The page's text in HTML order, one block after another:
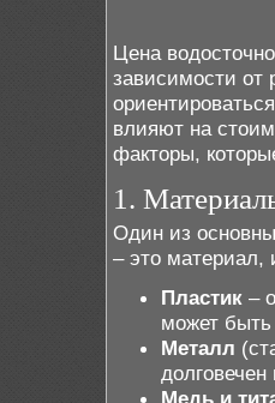
Цена
зависимости от
влияют на
факторы,
1.
Один из
– это материал,
Пластик –
может
Металл
Медь и